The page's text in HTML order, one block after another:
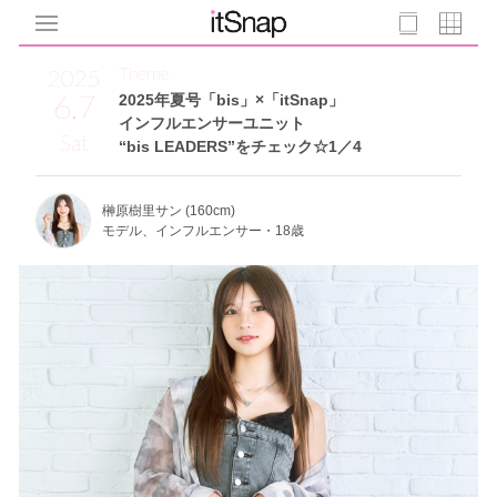
2025
6.7
Sat
2025年夏号「bis」×「itSnap」
インフルエンサーユニット
“bis LEADERS”をチェック☆1／4
Theme
榊原樹里サン (160cm)
モデル、インフルエンサー・18歳